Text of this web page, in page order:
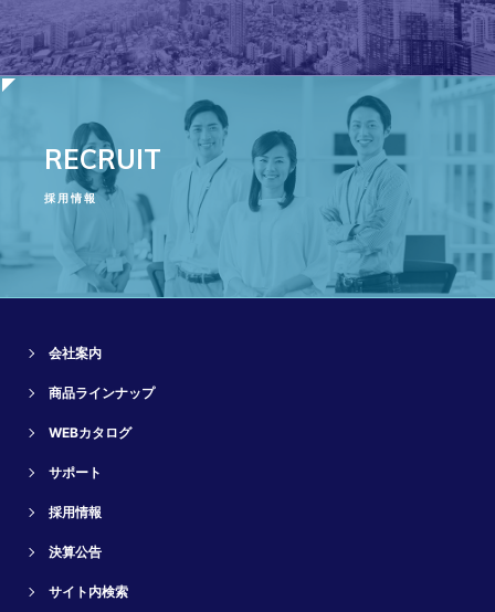
RECRUIT
採用情報
会社案内
商品ラインナップ
WEBカタログ
サポート
採用情報
決算公告
サイト内検索